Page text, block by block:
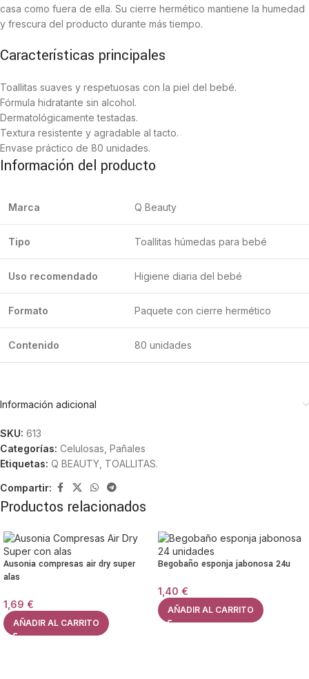
casa como fuera de ella. Su cierre hermético mantiene la humedad
y frescura del producto durante más tiempo.
Características principales
Toallitas suaves y respetuosas con la piel del bebé.
Fórmula hidratante sin alcohol.
Dermatológicamente testadas.
Textura resistente y agradable al tacto.
Envase práctico de 80 unidades.
Información del producto
Marca Q Beauty
Tipo Toallitas húmedas para bebé
Uso recomendado Higiene diaria del bebé
Formato Paquete con cierre hermético
Contenido 80 unidades
Información adicional
SKU: 613
Categorías: Celulosas Pañales
Etiquetas: Q BEAUTY TOALLITAS.
Compartir:
Productos relacionados
Ausonia compresas air dry super
alas
1,69 €
AÑADIR AL CARRITO
Begobaño esponja jabonosa 24u
1,40 €
AÑADIR AL CARRITO